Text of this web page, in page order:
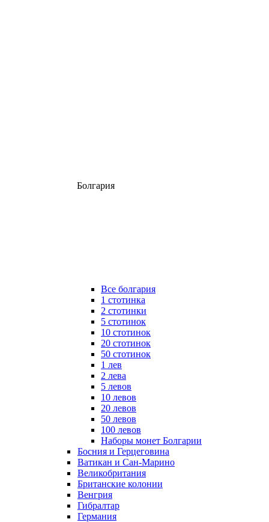
Болгария
Все болгария
1 стотинка
2 стотинки
5 стотинок
10 стотинок
20 стотинок
50 стотинок
1 лев
2 лева
5 левов
10 левов
20 левов
50 левов
100 левов
Наборы монет Болгарии
Босния и Герцеговина
Ватикан и Сан-Марино
Великобритания
Британские колонии
Венгрия
Гибралтар
Германия